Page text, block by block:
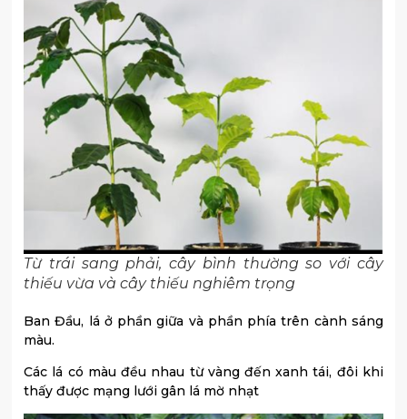
Từ trái sang phải, cây bình thường so với cây
thiếu vừa và cây thiếu nghiêm trọng
Ban Đầu, lá ở phần giữa và phần phía trên cành sáng
màu.
Các lá có màu đều nhau từ vàng đến xanh tái, đôi khi
thấy được mạng lưới gân lá mờ nhạt